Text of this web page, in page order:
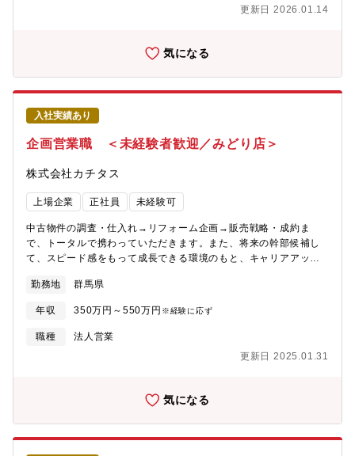
力】★自身のアイディアを形にし、それを自らお客様に提案して
を直接感じることができるやりがいのある業務です。★経営層に
はリクルート出身者が多く、変化と成長のスピード感がある中で
スキルアップを図りたい方にはお勧めの環境です。★宅建士手当
毎月3万円支給★マイカー通勤で営業でも使用するため、ガソリン
代、ETCカード、エコカー手当など多数福利厚生あり★結果次第
で最短で2年で店長になった方もいらっしゃいます。※充実した研
修制度があるため未経験の方でも安心してご入社いただけます！
具体的には、店舗の先輩のOJT→一連の流れを知った後の座学研
修を受講、専門的なマニュアル等、研修が充実。未経験でも知識
が身につきます。
更新日 2026.01.14
気になる
入社実績あり
企画営業職 ＜未経験者歓迎／みどり店＞
株式会社カチタス
上場企業 正社員 未経験可
中古物件の調査・仕入れ→リフォーム企画→販売戦略・成約ま
で、トータルで携わっていただきます。また、将来の幹部候補し
て、スピード感をもって成長できる環境のもと、キャリアアップ
に赴き、「どのような方に住んでいただきたいか」お客様像をイ
メージしながら中古物件の仕入れを行います。(2)リフォーム企
画：お客様が住まいに求めることはなにかを考えながら、リフォ
ームのプランを立てていきます。(3)販売：自ら企画したリフォー
力】自身のアイディアを形にし、それを自らお客様に提案してい
直接感じることができるやりがいのある業務です。
勤務地 群馬県
年収 350万円～550万円 ※経験に応ず
職種
法人営業
更新日 2025.01.31
気になる